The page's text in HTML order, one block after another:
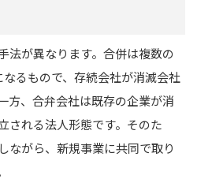
法が異なります。合併は複数の
るもので、存続会社が消滅会社
方、合弁会社は既存の企業が消
される法人形態です。そのた
ながら、新規事業に共同で取り